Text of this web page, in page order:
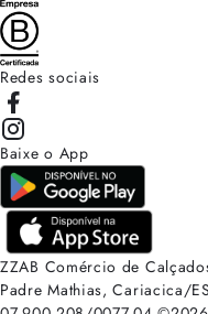
Redes sociais
Baixe o App
ZZAB Comércio de
Padre Mathias, Cariacica/